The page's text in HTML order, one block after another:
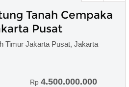
Tanah Cempaka
Pusat
Timur Jakarta Pusat, Jakarta
Rp 4.500.000.000